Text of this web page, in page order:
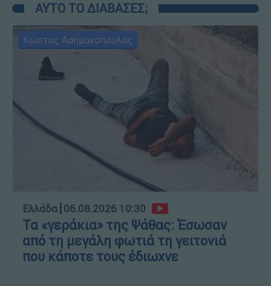
ΑΥΤΟ ΤΟ ΔΙΑΒΑΣΕΣ;
Κώστας Ασημακόπουλος
Ελλάδα┋06.08.2026 10:30
Τα «γεράκια» της Ψάθας: Έσωσαν
από τη μεγάλη φωτιά τη γειτονιά
που κάποτε τους έδιωχνε